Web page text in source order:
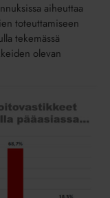
aiheuttaa
toteuttamiseen
tekemässä
olevan